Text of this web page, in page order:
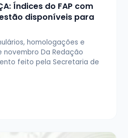
Índices do FAP com
disponíveis para
homologações e
Da Redação
feito pela Secretaria de